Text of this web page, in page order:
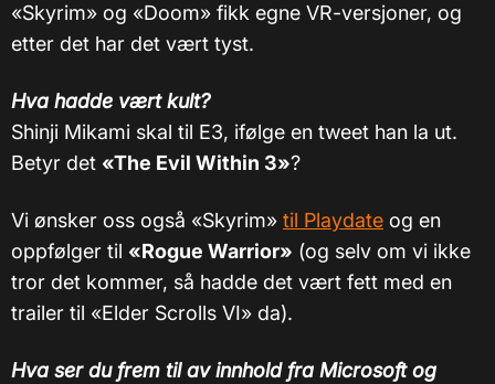
«Skyrim» og «Doom» fikk egne VR-versjoner, og
etter det har det vært tyst.
Hva hadde vært kult?
Shinji Mikami skal til E3, ifølge en tweet han la ut.
Betyr det «The Evil Within 3»?
Vi ønsker oss også «Skyrim» til Playdate og en
oppfølger til «Rogue Warrior» (og selv om vi ikke
tror det kommer, så hadde det vært fett med en
trailer til «Elder Scrolls VI» da).
Hva ser du frem til av innhold fra Microsoft og